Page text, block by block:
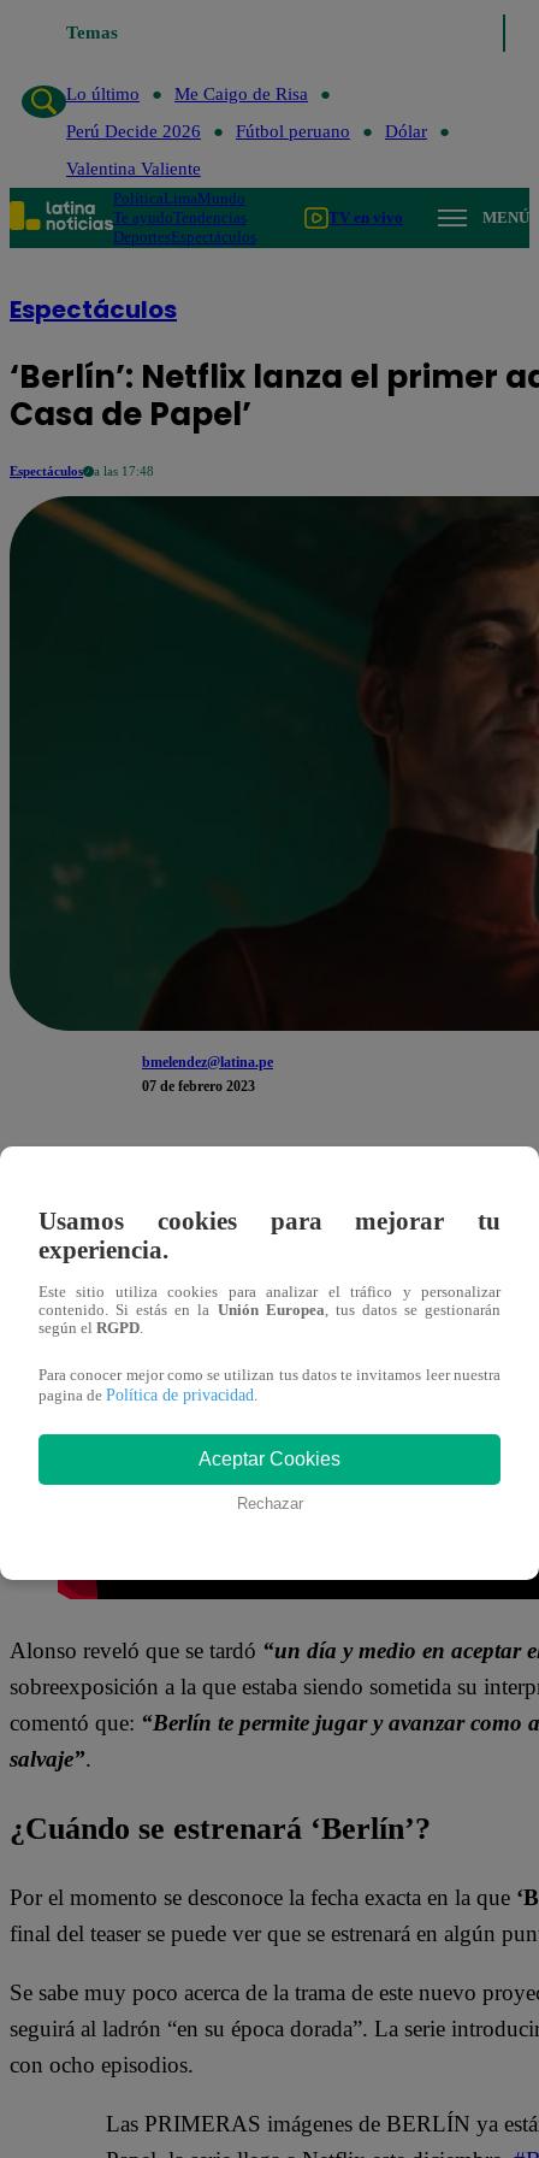
Temas
Lo último
Me Caigo de Risa
Perú Decide 2026
Fútbol peruano
Dólar
Valentina Valiente
PolíticaLimaMundo
Te ayudoTendencias
DeportesEspectáculos
TV en vivo MENÚ
Espectáculos
‘Berlín’: Netflix lanza el primer
Casa de Papel’
Espectáculos a las 17:48
bmelendez@latina.pe
07 de febrero 2023
acogida por parte de la crítica y de la gente por lo que
‘Berlín’.
El desarrollo de esta nueva entrega en la saga de‘La
se dio Madrid y París.
interpretar al querido personaje antes de los
Alonso reveló que se tardó “un día y medio en aceptar
sobreexposición a la que estaba siendo sometida su
comentó que: “Berlín te permite jugar y avanzar como
salvaje”.
¿Cuándo se estrenará ‘Berlín’?
Por el momento se desconoce la fecha exacta en la que
final del teaser se puede ver que se estrenará en algún
Se sabe muy poco acerca de la trama de este nuevo
seguirá al ladrón “en su época dorada”. La serie
con ocho episodios.
Las PRIMERAS imágenes de BERLÍN ya
Usamos cookies para mejorar tu
experiencia.
Este sitio utiliza cookies para analizar el tráfico y personalizar
contenido. Si estás en la Unión Europea , tus datos se gestionarán
según el RGPD
Para conocer mejor como se utilizan tus datos te invitamos leer nuestra
pagina de Política de privacidad
Aceptar Cookies
Rechazar